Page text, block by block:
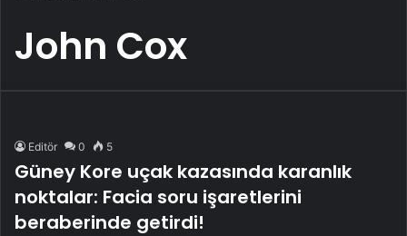
John Cox
Editör 0 5
Güney Kore uçak kazasında karanlık
noktalar: Facia soru işaretlerini
beraberinde getirdi!